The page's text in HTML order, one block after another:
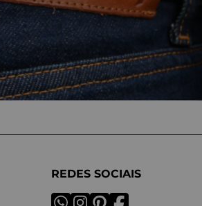
REDES SOCIAIS